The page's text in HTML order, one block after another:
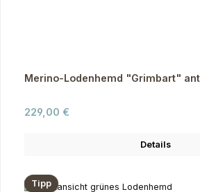
Merino-Lodenhemd "Grimbart"
Regulärer Preis:
229,00 €
Details
Tipp